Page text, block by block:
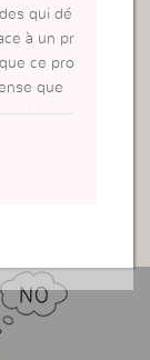
qui dé
à un pr
ce pro
que
to